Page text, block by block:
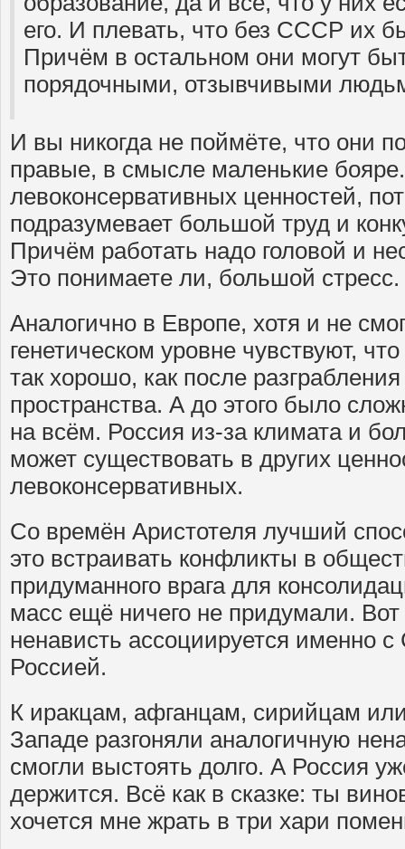
его. И плевать, что без СССР их
Причём в остальном они могут
порядочными, отзывчивыми
И вы никогда не поймёте, что они
правые, в смысле маленькие
левоконсервативных ценностей,
подразумевает большой труд и
Причём работать надо головой и
Это понимаете ли, большой стресс.
Аналогично в Европе, хотя и не
генетическом уровне чувствуют,
так хорошо, как после разграбления
пространства. А до этого было
на всём. Россия из-за климата и
может существовать в других
левоконсервативных.
Со времён Аристотеля лучший
это встраивать конфликты в
придуманного врага для
масс ещё ничего не придумали. Вот
ненависть ассоциируется именно
Россией.
К иракцам, афганцам, сирийцам
Западе разгоняли аналогичную
смогли выстоять долго. А Россия
держится. Всё как в сказке: ты
хочется мне жрать в три хари